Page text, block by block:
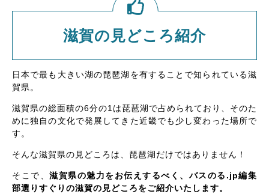
滋賀の見どころ紹介
日本で最も大きい湖の琵琶湖を有することで知られている滋
賀県。
滋賀県の総面積の6分の1は琵琶湖で占められており、そのた
めに独自の文化で発展してきた近畿でも少し変わった場所で
す。
そんな滋賀県の見どころは、琵琶湖だけではありません！
そこで、滋賀県の魅力をお伝えするべく、バスのる.jp編集
部選りすぐりの滋賀の見どころをご紹介いたします。